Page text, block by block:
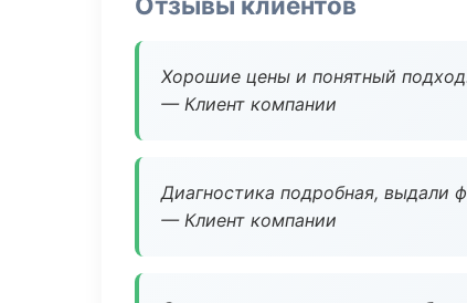
Хорошие цены и понятный
— Клиент компании
Диагностика подробная, выдали
— Клиент компании